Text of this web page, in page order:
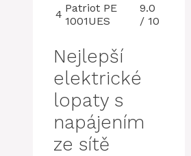
4 Patriot PE
1001UES
9.0
/ 10
Nejlepší
elektrické
lopaty s
napájením
ze sítě